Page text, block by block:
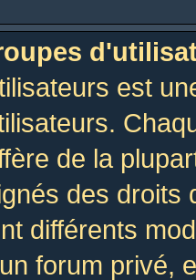
est
de la
des
différents
forum privé,